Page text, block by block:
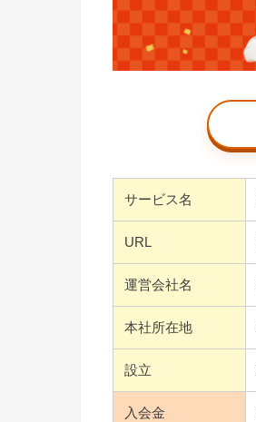
サービス名
URL
運営会社名
本社所在地
設立
入会金